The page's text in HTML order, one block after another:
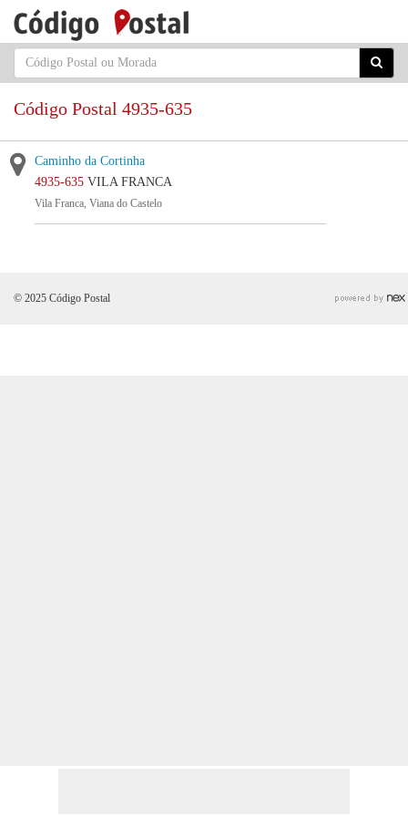
Código Postal 4935-635
Caminho da Cortinha
4935-635 VILA FRANCA
Vila Franca, Viana do Castelo
© 2025 Código Postal